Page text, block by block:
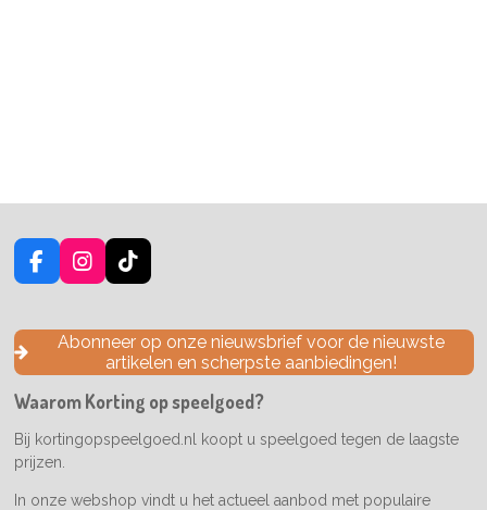
F
a
e
o
k
I
n
t
a
g
a
m
T
i
T
o
k
Abonneer op onze nieuwsbrief voor de nieuwste
artikelen en scherpste aanbiedingen!
Waarom Korting op speelgoed?
Bij kortingopspeelgoed.nl koopt u speelgoed tegen de laagste
prijzen.
In onze webshop vindt u het actueel aanbod met populaire